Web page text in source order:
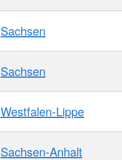
Sachsen
Sachsen
Westfalen-Lippe
Sachsen-Anhalt